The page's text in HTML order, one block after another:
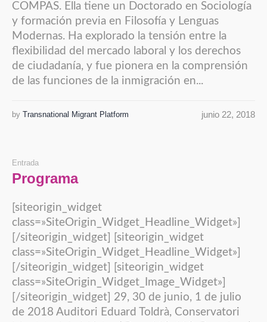
COMPAS. Ella tiene un Doctorado en Sociología
y formación previa en Filosofía y Lenguas
Modernas. Ha explorado la tensión entre la
flexibilidad del mercado laboral y los derechos
de ciudadanía, y fue pionera en la comprensión
de las funciones de la inmigración en...
junio 22, 2018
by Transnational Migrant Platform
Entrada
Programa
[siteorigin_widget
class=»SiteOrigin_Widget_Headline_Widget»]
[/siteorigin_widget] [siteorigin_widget
class=»SiteOrigin_Widget_Headline_Widget»]
[/siteorigin_widget] [siteorigin_widget
class=»SiteOrigin_Widget_Image_Widget»]
[/siteorigin_widget] 29, 30 de junio, 1 de julio
de 2018 Auditori Eduard Toldrà, Conservatori